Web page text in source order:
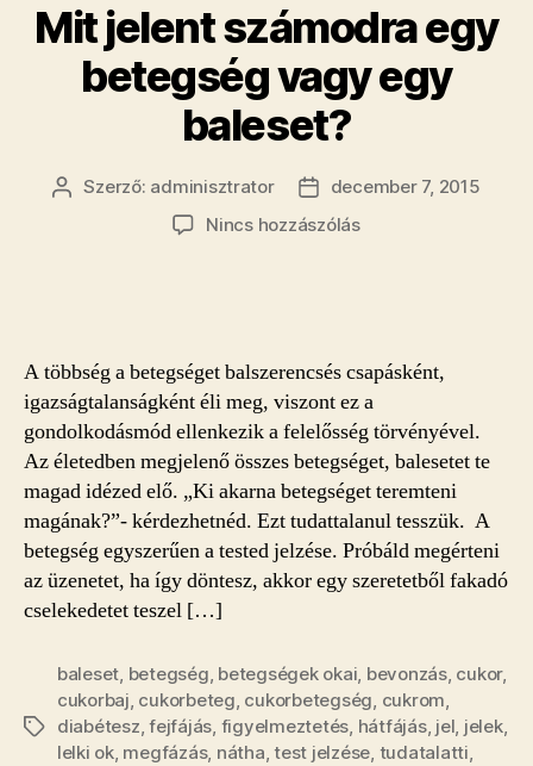
Mit jelent számodra egy
betegség vagy egy
baleset?
Bejegyzés
Szerző: adminisztrator
Bejegyzés
dátuma
december 7, 2015
Nincs hozzászólása(z)
vagy
egy
baleset?
bejegyzéshez
A többség a betegséget balszerencsés csapásként,
igazságtalanságként éli meg, viszont ez a
gondolkodásmód ellenkezik a felelősség törvényével.
Az életedben megjelenő összes betegséget, balesetet te
magad idézed elő. „Ki akarna betegséget teremteni
magának?”- kérdezhetnéd. Ezt tudattalanul tesszük. A
betegség egyszerűen a tested jelzése. Próbáld megérteni
az üzenetet, ha így döntesz, akkor egy szeretetből fakadó
cselekedetet teszel […]
Címkék
baleset, betegség, betegségek okai, bevonzás, cukor,
cukorbaj, cukorbeteg, cukorbetegség, cukrom,
diabétesz,fejfájás, figyelmeztetés, hátfájás, jel, jelek,
lelki ok, megfázás, nátha,test jelzése, tudatalatti,